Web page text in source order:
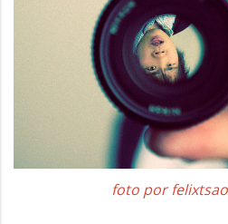
foto por felixtsao